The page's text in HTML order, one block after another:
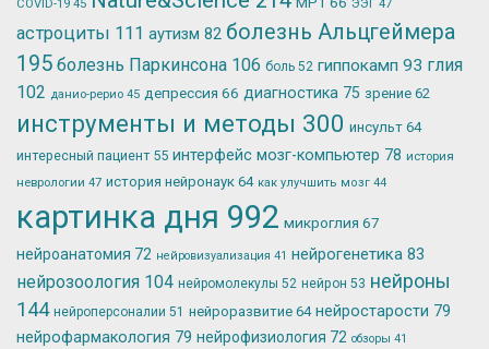
COVID-19 45 ЭЭГ 47
астроциты 111 аутизм 82 болезнь Альцгеймера
195 болезнь Паркинсона 106 боль 52 гиппокамп 93 глия
102 данио-рерио 45 депрессия 66 диагностика 75 зрение 62
инструменты и методы 300 инсульт 64
интересный пациент 55 интерфейс мозг-компьютер 78 история
неврологии 47 история нейронаук 64 как улучшить мозг 44
картинка дня 992 микроглия 67
нейроанатомия 72 нейровизуализация 41 нейрогенетика 83
нейрозоология 104 нейромолекулы 52 нейрон 53 нейроны
144 нейроперсоналии 51 нейроразвитие 64 нейростарости 79
нейрофармакология 79 нейрофизиология 72 обзоры 41